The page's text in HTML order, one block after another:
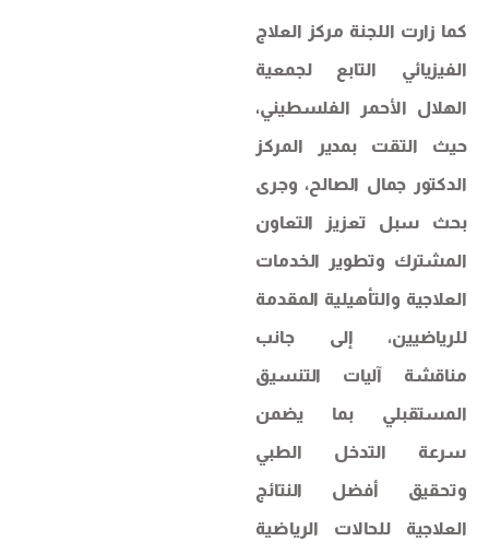
كما زارت اللجنة مركز العلاج
الفيزيائي التابع لجمعية
الهلال الأحمر الفلسطيني،
حيث التقت بمدير المركز
الدكتور جمال الصالح، وجرى
بحث سبل تعزيز التعاون
المشترك وتطوير الخدمات
العلاجية والتأهيلية المقدمة
للرياضيين، إلى جانب
مناقشة آليات التنسيق
المستقبلي بما يضمن
سرعة التدخل الطبي
وتحقيق أفضل النتائج
العلاجية للحالات الرياضية